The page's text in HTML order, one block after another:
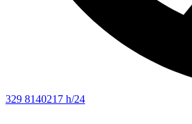
329 8140217 h/24